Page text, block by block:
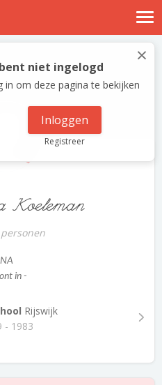
verhalen
in
gratis aan
×
bent niet ingelogd
in om deze pagina te bekijken
Inloggen
Registreer
Koeleman
NA
in -
Rijswijk
- 1983